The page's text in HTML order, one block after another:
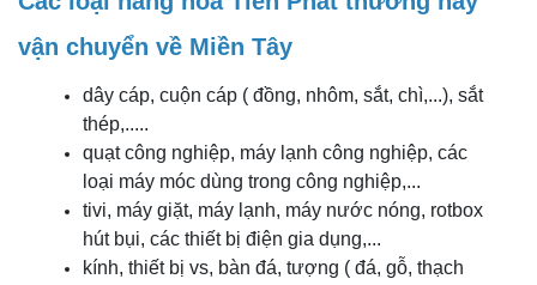
vận chuyển về Miền Tây
dây cáp, cuộn cáp ( đồng, nhôm, sắt, chì,...), sắt
thép,.....
quạt công nghiệp, máy lạnh công nghiệp, các
loại máy móc dùng trong công nghiệp,...
tivi, máy giặt, máy lạnh, máy nước nóng, rotbox
hút bụi, các thiết bị điện gia dụng,...
kính, thiết bị vs, bàn đá, tượng ( đá, gỗ, thạch